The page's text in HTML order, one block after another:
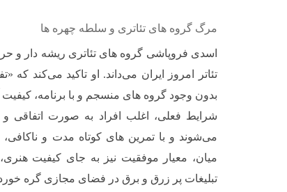
مرگ گروه های تئاتری و سلطه چهره ها
اسدی فروپاشی گروه های تئاتری ریشه دار و
تئاتر امروز ایران می‌داند. او تاکید می‌کند که
بدون وجود گروه های منسجم و با برنامه،
شرایط فعلی، اغلب افراد به صورت
می‌شوند و با تمرین های کوتاه مدت و
میان، معیار موفقیت نیز به جای کیفیت هنری،
تبلیغات پر زرق و برق در فضای مجازی گره